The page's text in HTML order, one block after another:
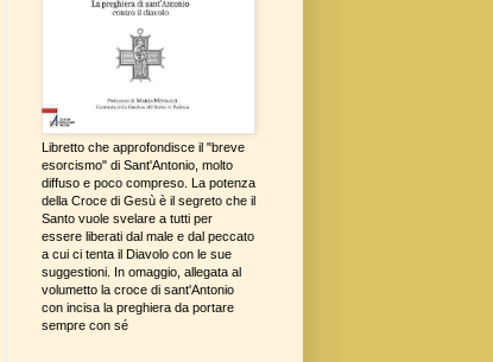
Libretto che approfondisce il "breve
esorcismo" di Sant'Antonio, molto
diffuso e poco compreso. La potenza
della Croce di Gesù è il segreto che il
Santo vuole svelare a tutti per
essere liberati dal male e dal peccato
a cui ci tenta il Diavolo con le sue
suggestioni. In omaggio, allegata al
volumetto la croce di sant'Antonio
con incisa la preghiera da portare
sempre con sé